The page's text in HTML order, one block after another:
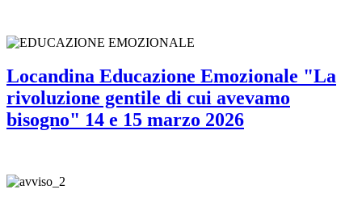
Locandina Educazione Emozionale "La
rivoluzione gentile di cui avevamo
bisogno" 14 e 15 marzo 2026